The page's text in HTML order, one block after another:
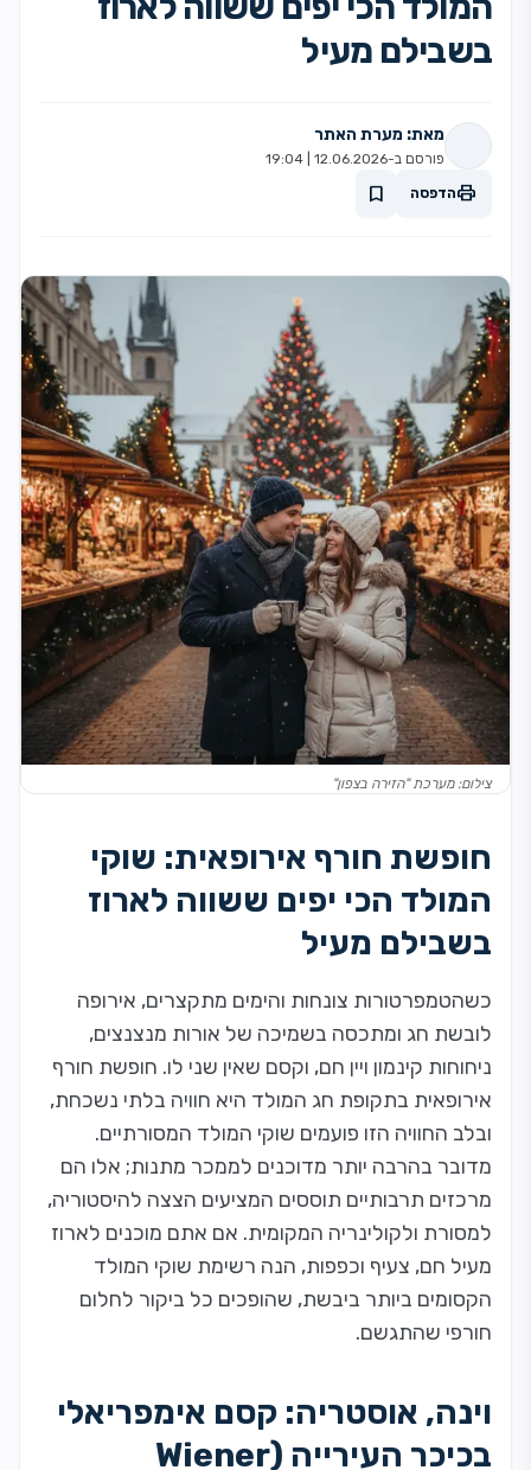
בשבילם מעיל
מאת: מערת האתר
פורסם ב-12.06.2026 | 19:04
printהדפסה bookmark
צילום: מערכת "הזירה בצפון"
חופשת חורף אירופאית: שוקי
המולד הכי יפים ששווה לארוז
בשבילם מעיל
כשהטמפרטורות צונחות והימים מתקצרים, אירופה
לובשת חג ומתכסה בשמיכה של אורות מנצנצים,
ניחוחות קינמון ויין חם, וקסם שאין שני לו. חופשת חורף
אירופאית בתקופת חג המולד היא חוויה בלתי נשכחת,
ובלב החוויה הזו פועמים שוקי המולד המסורתיים.
מדובר בהרבה יותר מדוכנים לממכר מתנות; אלו הם
מרכזים תרבותיים תוססים המציעים הצצה להיסטוריה,
למסורת ולקולינריה המקומית. אם אתם מוכנים לארוז
מעיל חם, צעיף וכפפות, הנה רשימת שוקי המולד
הקסומים ביותר ביבשת, שהופכים כל ביקור לחלום
חורפי שהתגשם.
וינה, אוסטריה: קסם אימפריאלי
בכיכר העירייה (Wiener